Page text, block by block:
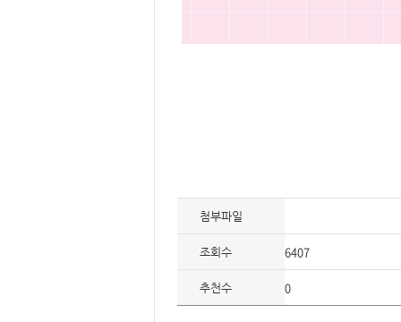
첨부파일
조회수 6407
추천수 0